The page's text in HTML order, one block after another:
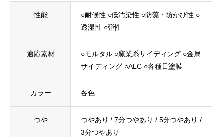
性能
○耐候性 ○低汚染性 ○防藻・防かび性 ○
透湿性 ○弾性
適応素材
○モルタル ○窯業系サイディング ○金属
サイディング ○ALC ○各種日塗膜
カラー 各色
つや
つやあり / 7分つやあり / 5分つやあり /
3分つやあり